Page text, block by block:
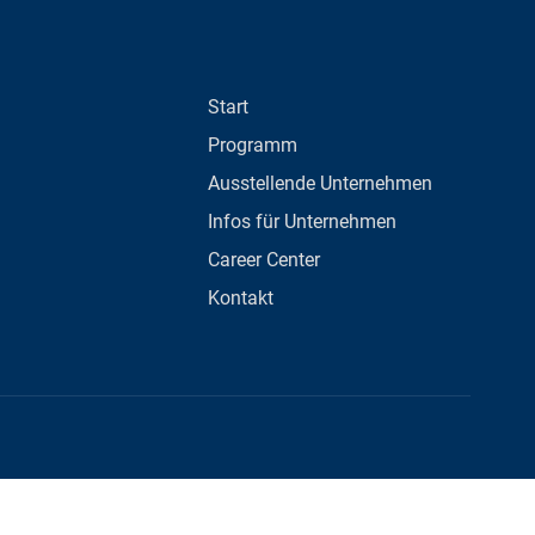
Start
Programm
Ausstellende Unternehmen
Infos für Unternehmen
Career Center
Kontakt